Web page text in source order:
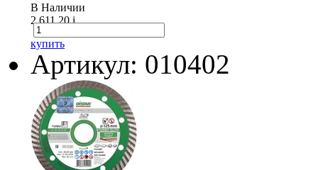
В Наличии
2 611.20i
купить
Артикул: 010402